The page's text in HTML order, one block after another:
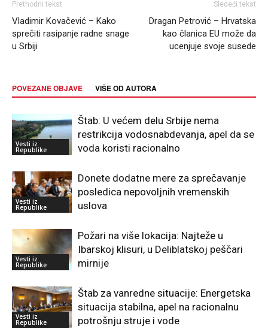
Prethodni tekst
Vladimir Kovačević – Kako
sprečiti rasipanje radne snage
u Srbiji
Sledeći tekst
Dragan Petrović – Hrvatska
kao članica EU može da
ucenjuje svoje susede
POVEZANE OBJAVE VIŠE OD AUTORA
Vesti iz
Republike
Štab: U većem delu Srbije nema
restrikcija vodosnabdevanja, apel da se
voda koristi racionalno
Vesti iz
Republike
Donete dodatne mere za sprečavanje
posledica nepovoljnih vremenskih
uslova
Vesti iz
Republike
Požari na više lokacija: Najteže u
Ibarskoj klisuri, u Deliblatskoj peščari
mirnije
Vesti iz
Republike
Štab za vanredne situacije: Energetska
situacija stabilna, apel na racionalnu
potrošnju struje i vode